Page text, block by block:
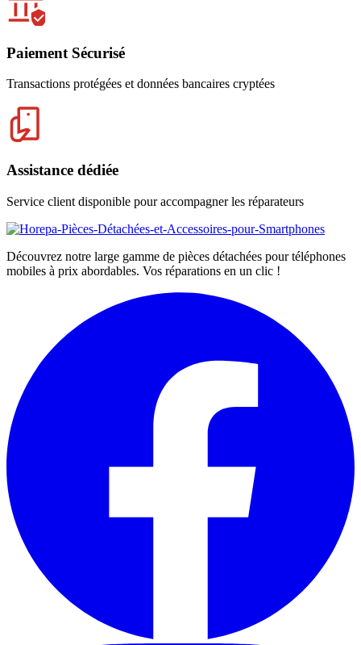
Paiement Sécurisé
Transactions protégées et données bancaires cryptées
Assistance dédiée
Service client disponible pour accompagner les réparateurs
Découvrez notre large gamme de pièces détachées pour téléphones
mobiles à prix abordables. Vos réparations en un clic !